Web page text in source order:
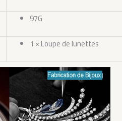
97G
1 × Loupe de lunettes